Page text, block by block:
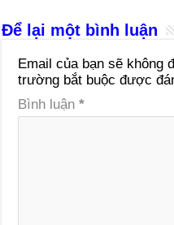
Để lại một bình luận
Email của bạn sẽ không
trường bắt buộc được
Bình luận*